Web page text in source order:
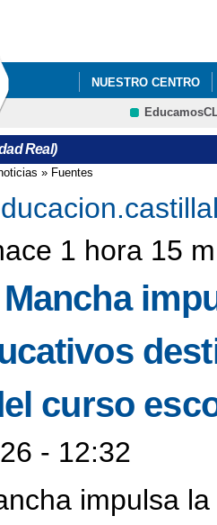
NUESTRO CENTRO
FONDO SOCIAL
Real)
aquí
» Fuentes
1 hora 15
curso
- 12:32
impulsa